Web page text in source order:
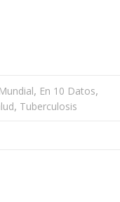
, En 10 Datos,
, Tuberculosis